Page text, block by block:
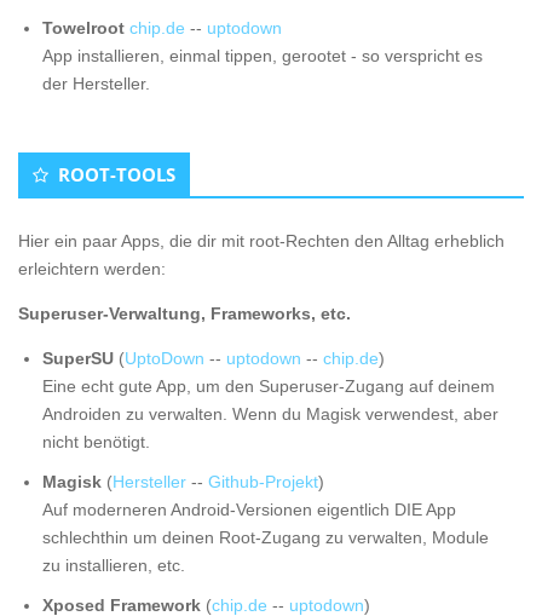
Towelroot chip.de -- uptodown
App installieren, einmal tippen, gerootet - so verspricht es
der Hersteller.
ROOT-TOOLS
Hier ein paar Apps, die dir mit root-Rechten den Alltag erheblich
erleichtern werden:
Superuser-Verwaltung, Frameworks, etc.
SuperSU (UptoDown -- uptodown -- chip.de)
Eine echt gute App, um den Superuser-Zugang auf deinem
Androiden zu verwalten. Wenn du Magisk verwendest, aber
nicht benötigt.
Magisk (Hersteller -- Github-Projekt)
Auf moderneren Android-Versionen eigentlich DIE App
schlechthin um deinen Root-Zugang zu verwalten, Module
zu installieren, etc.
Xposed Framework (chip.de -- uptodown)